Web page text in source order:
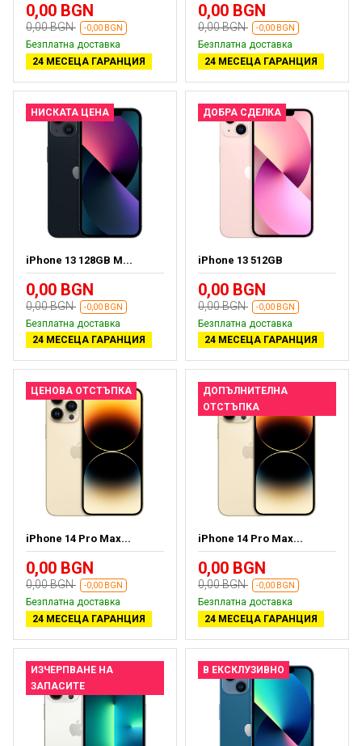
0,00 BGN
0,00 BGN -0,00 BGN
Безплатна доставка
24 МЕСЕЦА ГАРАНЦИЯ
0,00 BGN
0,00 BGN -0,00 BGN
Безплатна доставка
24 МЕСЕЦА ГАРАНЦИЯ
НИСКАТА ЦЕНА
iPhone 13 128GB M...
0,00 BGN
0,00 BGN -0,00 BGN
Безплатна доставка
24 МЕСЕЦА ГАРАНЦИЯ
ДОБРА СДЕЛКА
iPhone 13 512GB
0,00 BGN
0,00 BGN -0,00 BGN
Безплатна доставка
24 МЕСЕЦА ГАРАНЦИЯ
ЦЕНОВА ОТСТЪПКА
iPhone 14 Pro Max...
0,00 BGN
0,00 BGN -0,00 BGN
Безплатна доставка
24 МЕСЕЦА ГАРАНЦИЯ
ДОПЪЛНИТЕЛНА
ОТСТЪПКА
iPhone 14 Pro Max...
0,00 BGN
0,00 BGN -0,00 BGN
Безплатна доставка
24 МЕСЕЦА ГАРАНЦИЯ
ИЗЧЕРПВАНЕ НА
ЗАПАСИТЕ
В ЕКСКЛУЗИВНО